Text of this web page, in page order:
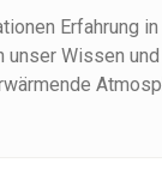
Erfahrung
Wissen